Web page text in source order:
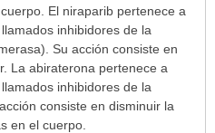
El niraparib pertenece a
inhibidores de la
Su acción consiste en
La abiraterona pertenece a
inhibidores de la
consiste en disminuir la
en el cuerpo.